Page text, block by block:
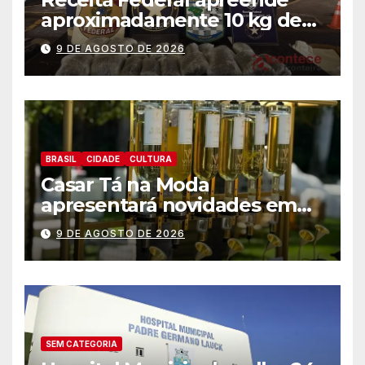
aproximadamente 10 kg de
substância análoga ao
capulho
9 DE AGOSTO DE 2026
BRASIL CIDADE CULTURA
Casar Tá na Moda
apresentará novidades em
entretenimento para
casamentos e festas de
debutantes
9 DE AGOSTO DE 2026
SEM CATEGORIA